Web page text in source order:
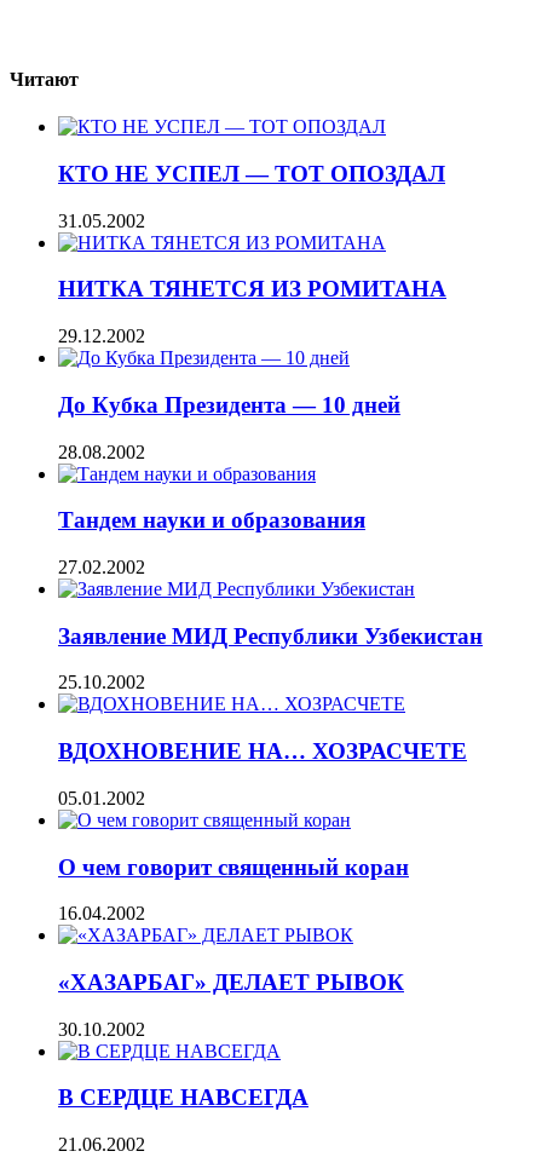
Читают
КТО НЕ УСПЕЛ — ТОТ ОПОЗДАЛ
31.05.2002
НИТКА ТЯНЕТСЯ ИЗ РОМИТАНА
29.12.2002
До Кубка Президента — 10 дней
28.08.2002
Тандем науки и образования
27.02.2002
Заявление МИД Республики Узбекистан
25.10.2002
ВДОХНОВЕНИЕ НА… ХОЗРАСЧЕТЕ
05.01.2002
О чем говорит священный коран
16.04.2002
«ХАЗАРБАГ» ДЕЛАЕТ РЫВОК
30.10.2002
В СЕРДЦЕ НАВСЕГДА
21.06.2002